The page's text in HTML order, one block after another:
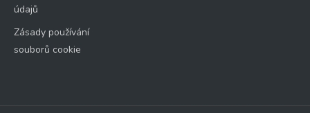
údajů
Zásady používání
souborů cookie